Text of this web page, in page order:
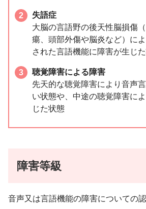
失語症
大脳の言語野の後天性脳損傷
瘍、頭部外傷や脳炎など）に
された言語機能に障害が生じ
聴覚障害による障害
先天的な聴覚障害により音声
い状態や、中途の聴覚障害に
じた状態
障害等級
音声又は言語機能の障害についての